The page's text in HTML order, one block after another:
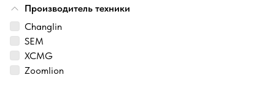
Производитель техники
Changlin
SEM
XCMG
Zoomlion